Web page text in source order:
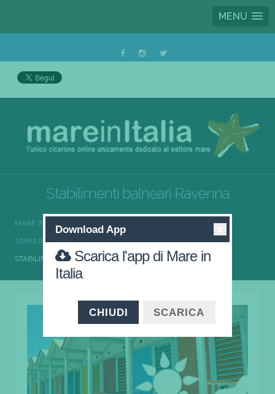
MENU
Stabilimenti balneari Ravenna
MARE IN ITALIA
STABILIMENTI BALNEARI EMILIA-ROMAGNA
STABILIMENTI BALNEARI RAVENNA
Download App
Scarica l'app di Mare in
Italia
CHIUDI SCARICA